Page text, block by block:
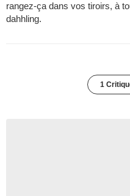
rangez-ça dans vos tiroirs, à
dahhling.
1